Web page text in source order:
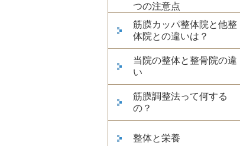
つの注意点
筋膜カッパ整体院と他整
体院との違いは？
当院の整体と整骨院の違
い
筋膜調整法って何する
の？
整体と栄養